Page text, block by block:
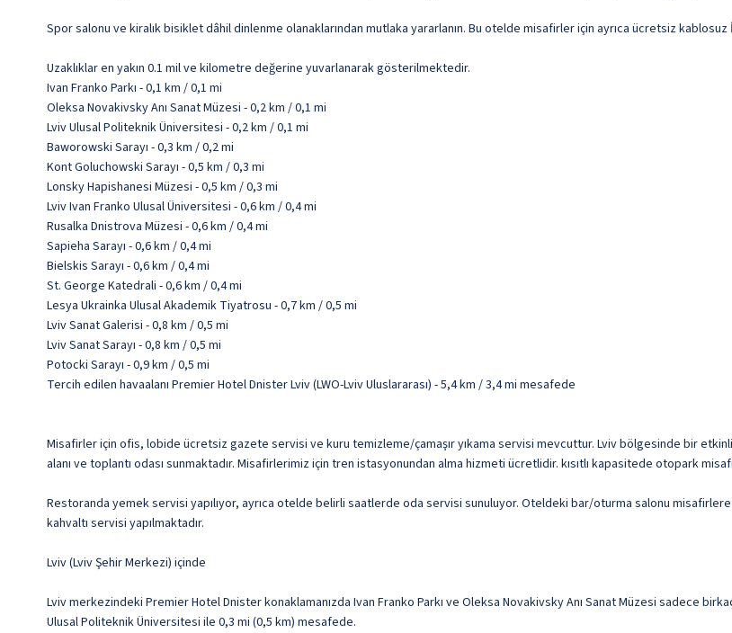
Spor salonu ve kiralık bisiklet dâhil dinlenme olanaklarından mutlaka yararlanın. Bu otelde misafirler için ayrıca ücretsiz
Uzaklıklar en yakın 0.1 mil ve kilometre değerine yuvarlanarak gösterilmektedir.
Ivan Franko Parkı - 0,1 km / 0,1 mi
Oleksa Novakivsky Anı Sanat Müzesi - 0,2 km / 0,1 mi
Lviv Ulusal Politeknik Üniversitesi - 0,2 km / 0,1 mi
Baworowski Sarayı - 0,3 km / 0,2 mi
Kont Goluchowski Sarayı - 0,5 km / 0,3 mi
Lonsky Hapishanesi Müzesi - 0,5 km / 0,3 mi
Lviv Ivan Franko Ulusal Üniversitesi - 0,6 km / 0,4 mi
Rusalka Dnistrova Müzesi - 0,6 km / 0,4 mi
Sapieha Sarayı - 0,6 km / 0,4 mi
Bielskis Sarayı - 0,6 km / 0,4 mi
St. George Katedrali - 0,6 km / 0,4 mi
Lesya Ukrainka Ulusal Akademik Tiyatrosu - 0,7 km / 0,5 mi
Lviv Sanat Galerisi - 0,8 km / 0,5 mi
Lviv Sanat Sarayı - 0,8 km / 0,5 mi
Potocki Sarayı - 0,9 km / 0,5 mi
Tercih edilen havaalanı Premier Hotel Dnister Lviv (LWO-Lviv Uluslararası) - 5,4 km / 3,4 mi mesafede
Misafirler için ofis, lobide ücretsiz gazete servisi ve kuru temizleme/çamaşır yıkama servisi mevcuttur. Lviv bölgesinde bir
alanı ve toplantı odası sunmaktadır. Misafirlerimiz için tren istasyonundan alma hizmeti ücretlidir. kısıtlı kapasitede otopark
Restoranda yemek servisi yapılıyor, ayrıca otelde belirli saatlerde oda servisi sunuluyor. Oteldeki bar/oturma salonu
kahvaltı servisi yapılmaktadır.
Lviv (Lviv Şehir Merkezi) içinde
Lviv merkezindeki Premier Hotel Dnister konaklamanızda Ivan Franko Parkı ve Oleksa Novakivsky Anı Sanat Müzesi sadece
Ulusal Politeknik Üniversitesi ile 0,3 mi (0,5 km) mesafede.